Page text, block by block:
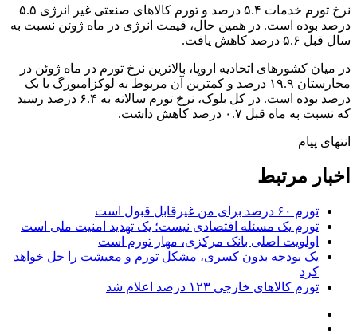
نرخ تورم خدمات ۵.۴ درصد و تورم کالاهای صنعتی غیر انرژی ۵.۵
درصد بوده است. در همین حال، قیمت انرژی در ماه ژوئن نسبت به
سال قبل ۵.۶ درصد کاهش یافت.
در میان کشورهای اتحادیه اروپا، بالاترین نرخ تورم در ماه ژوئن در
مجارستان ۱۹.۹ درصد و کمترین آن مربوط به لوکزامبورگ با یک
درصد بوده است. در کل بلوک، نرخ تورم سالانه به ۶.۴ درصد رسید
که نسبت به ماه قبل ۰.۷ درصد کاهش داشت.
انتهای پیام
اخبار مرتبط
تورم ۶۰ درصد برای من غیرقابل قبول است
تورم یک مسئله اقتصادی نیست؛ یک تهدید امنیت ملی است
اولویت اصلی بانک مرکزی، مهار تورم است
یک بودجه بدون کسری، مشکل تورم و معیشت را حل خواهد
کرد
تورم کالاهای خارجی ۱۲۳ درصد اعلام شد